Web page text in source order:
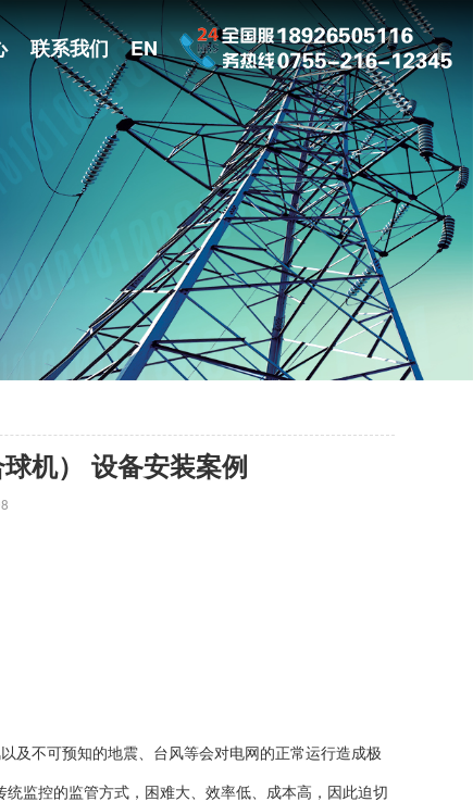
联系我们 EN
机） 设备安装案例
及不可预知的地震、台风等会对电网的正常运行造成极
监控的监管方式，困难大、效率低、成本高，因此迫切